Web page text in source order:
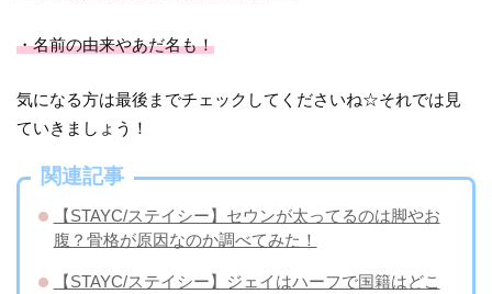
・名前の由来やあだ名も！
気になる方は最後までチェックしてくださいね☆それでは見
ていきましょう！
関連記事
【STAYC/ステイシー】セウンが太ってるのは脚やお
腹？骨格が原因なのか調べてみた！
【STAYC/ステイシー】ジェイはハーフで国籍はどこ